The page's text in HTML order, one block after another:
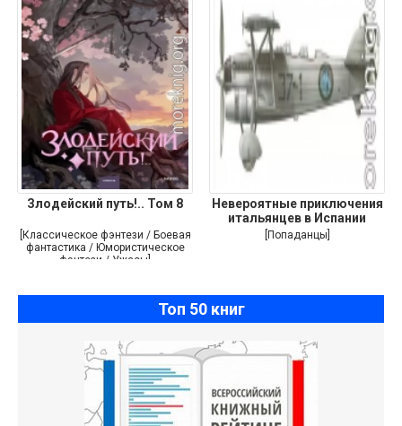
Злодейский путь!.. Том 8
[Классическое фэнтези / Боевая
фантастика / Юмористическое
фэнтези / Ужасы]
Невероятные приключения
итальянцев в Испании
[Попаданцы]
Топ 50 книг